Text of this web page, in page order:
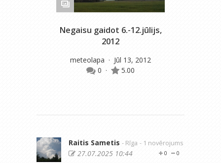
Negaisu gaidot 6.-12.jūlijs,
2012
meteolapa · Jūl 13, 2012
0 · 5.00
Raitis Sametis - Rīga - 1 novērojums
0
0
27.07.2025 10:44